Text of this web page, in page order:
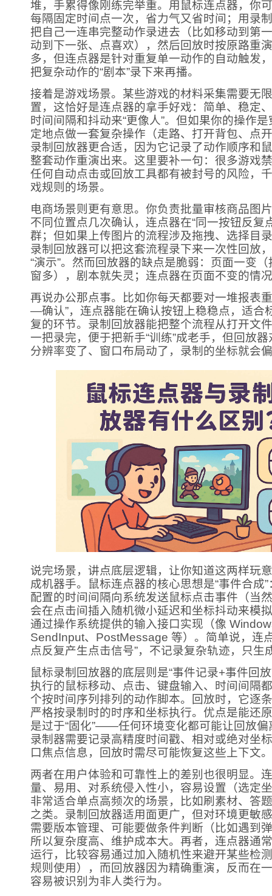
堆，手累得像刚练完举重。用鼠标连点器，你
每隔固定时间点一次，省力气又省时间；用录
把自己一连串完整动作录进去（比如移动到第
动到下一张、点喜欢），然后回放时按原路重
多，但连点器是针对重复单一动作的自动触发
把复杂动作的“剧本”录下来再播。
接着是游戏场景。某些游戏的材料采集需要无
置，这恰好是连点器的拿手好戏：简单、稳定
时间间隔和抖动来“更像人”。但如果你的操作
定地点做一套复杂操作（走路、打开背包、点
录制回放器更合适，因为它记录了动作顺序和
整套动作重演出来。这里要补一句：很多游戏
任何自动点击或回放工具都有被封号的风险，
戏规则的场景。
电商场景则更有意思。你负责批量审核商品图
不同位置点几次确认，连点器在“同一按钮反复
群；但如果上传图片的流程涉及拖拽、选择目
录制回放器可以把这套流程录下来一次性回放
“演示”。然而回放器的缺点是脆弱：页面一变
窗多），剧本就失灵；连点器在页面不变的情
再说办公那点事。比如你每天都要对一堆报表
—确认”，连点器能在确认按钮上稳稳点，适合
复的环节。录制回放器能把整个流程从打开文
一把录完，便于把新手“训练”成老手，但回放
分辨率变了、窗口布局动了，录制的坐标就会
说完场景，讲点底层逻辑，让你知道这两样玩
成机器手。鼠标连点器的核心思想是“事件合成
配置的时间间隔向系统发送鼠标点击事件（当
会在点击间插入随机微小延迟和坐标抖动来模
通过操作系统提供的输入接口实现（像
SendInput、PostMessage 等）。简单说，连
点反复产生点击信号”，不记录复杂轨迹，只生
鼠标录制回放器的底层则是“事件记录+事件回
执行的鼠标移动、点击、键盘输入、时间间隔
个按时间序列排列的动作脚本。回放时，它逐
严格按录制时的时序和坐标执行。优点是能还
是过于“固化”——任何环境变化都可能让回放偏
录制器需要记录高精度时间戳、相对或绝对坐
口焦点信息，回放时需尽可能恢复这些上下文。
两者在用户体验和可靠性上的差别也很明显。
量、易用、对系统侵入性小，容易设置（选定
非常适合单点高频次的场景，比如刷素材、答
之类。录制回放器适用面更广，但对环境更敏
需要版本管理、可能要做条件判断（比如遇到
所以复杂度高、维护成本大。再者，连点器通
运行，比较容易通过加入随机性来避开某些检
规则使用），而回放器因为精确重演，反而在
容易被识别为非人类行为。